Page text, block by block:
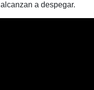
a despegar.